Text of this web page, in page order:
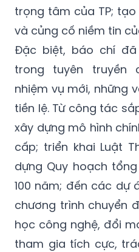
trọng tâm của TP;
và củng cố niềm tin
Đặc biệt, báo chí
trong tuyên truyền
nhiệm vụ mới, những
tiền lệ. Từ công tác
xây dựng mô hình
cấp; triển khai Luật
dựng Quy hoạch
100 năm; đến các dự
chương trình chuyển
học công nghệ, đổi
tham gia tích cực,